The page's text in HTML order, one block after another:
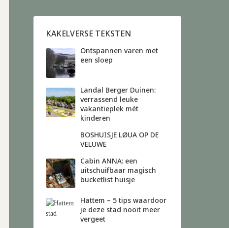
KAKELVERSE TEKSTEN
Ontspannen varen met
een sloep
Landal Berger Duinen:
verrassend leuke
vakantieplek mét
kinderen
BOSHUISJE LØUA OP DE
VELUWE
Cabin ANNA: een
uitschuifbaar magisch
bucketlist huisje
Hattem – 5 tips waardoor
je deze stad nooit meer
vergeet